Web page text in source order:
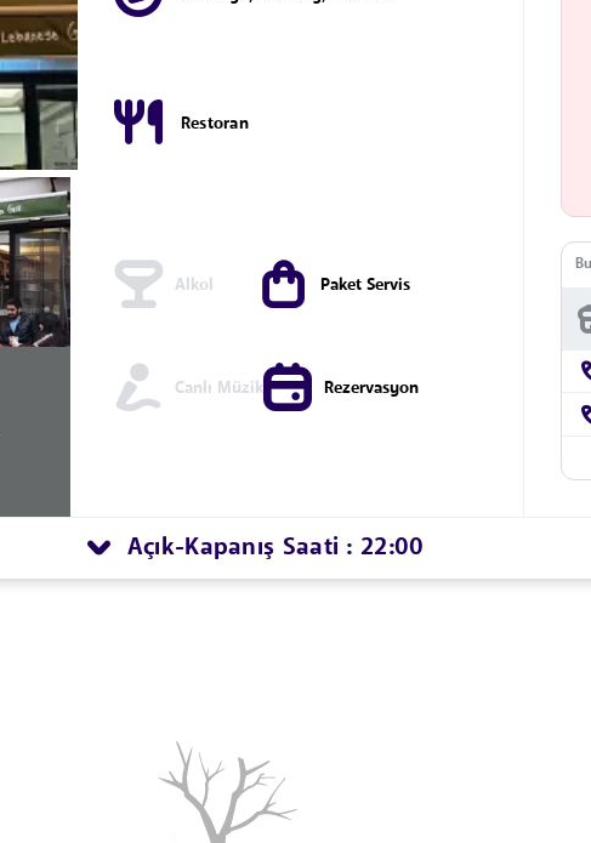
Restoran
Alkol Paket Servis
Canlı Müzik Rezervasyon
Açık-Kapanış Saati : 22:00